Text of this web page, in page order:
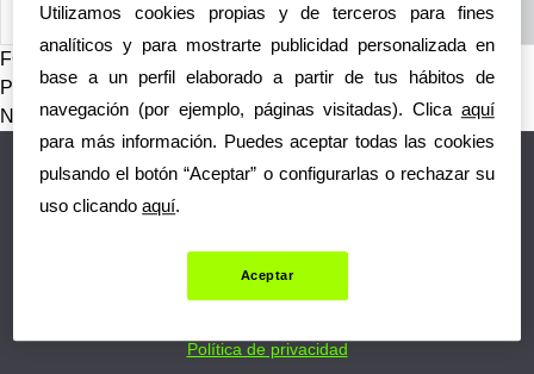
Iniciar sesión
FCB
Navegación
de
entradas
Previous: Ametic
Next: Wayra
© Think Digital Summit
Por cualquier consulta, escríbanos ainfo@inesdi.com
Política de cookies
Política de privacidad
Utilizamos cookies propias y de terceros para fines
analíticos y para mostrarte publicidad personalizada en
base a un perfil elaborado a partir de tus hábitos de
navegación (por ejemplo, páginas visitadas). Clica aquí
para más información. Puedes aceptar todas las cookies
pulsando el botón “Aceptar” o configurarlas o rechazar su
uso clicandoaquí.
Aceptar